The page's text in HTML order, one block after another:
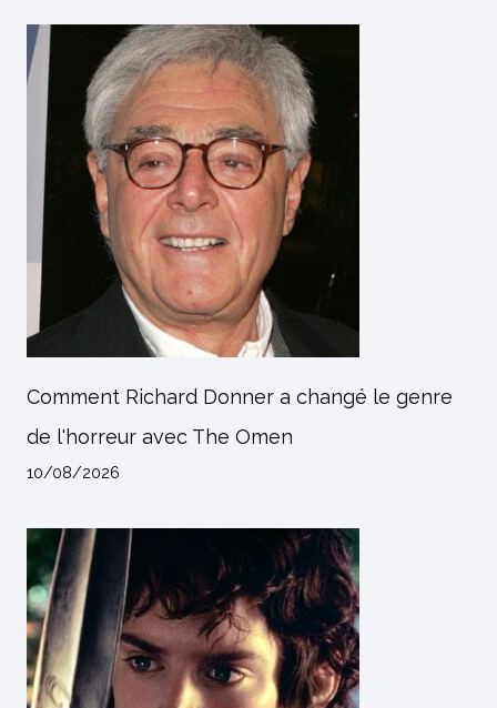
Comment Richard Donner a changé le genre
de l'horreur avec The Omen
10/08/2026